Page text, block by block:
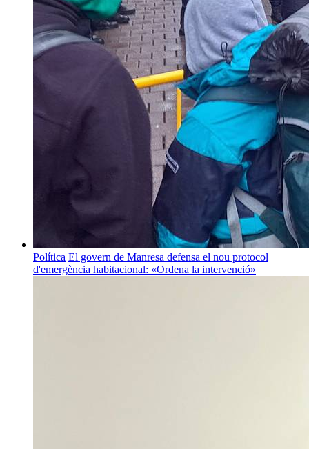
Política El govern de Manresa defensa el nou protocol
d'emergència habitacional: «Ordena la intervenció»